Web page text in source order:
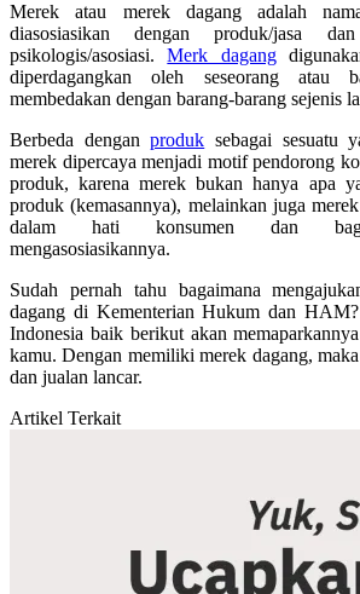
Merek atau merek dagang adalah
diasosiasikan dengan produk/jasa
psikologis/asosiasi.Merk dagang
diperdagangkan oleh seseorang atau
membedakan dengan barang-barang sejenis
Berbeda denganproduk sebagai sesuatu
merek dipercaya menjadi motif pendorong
produk, karena merek bukan hanya apa
produk (kemasannya), melainkan juga
dalam hati konsumen dan
mengasosiasikannya.
Sudah pernah tahu bagaimana
dagang di Kementerian Hukum dan
Indonesia baik berikut akan
kamu. Dengan memiliki merek dagang,
dan jualan lancar.
Artikel Terkait